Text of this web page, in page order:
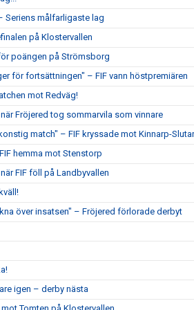
Seriens målfarligaste lag
på Klostervallen
poängen på Strömsborg
för fortsättningen" – FIF vann höstpremiären
mot Redväg!
Fröjered tog sommarvila som vinnare
match" – FIF kryssade mot Kinnarp-
hemma mot Stenstorp
FIF föll på Landbyvallen
över insatsen" – Fröjered förlorade derbyt
igen – derby nästa